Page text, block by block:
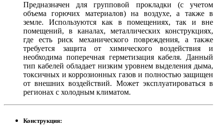
Предназначен для групповой прокладки (с учетом
объема горючих материалов) на воздухе, а также в
земле. Используются как в помещениях, так и вне
помещений, в каналах, металлических конструкциях,
где есть риск механического повреждения, а также
требуется защита от химического воздействия и
необходима поперечная герметизация кабеля. Данный
тип кабелей обладает низким уровнем выделения дыма,
токсичных и коррозионных газов и полностью защищен
от внешних воздействий. Может эксплуатироваться в
регионах с холодным климатом.
Конструкция: